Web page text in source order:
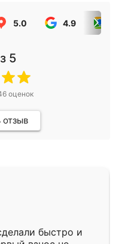
5.0 4.9
5
оценок
отзыв
быстро и